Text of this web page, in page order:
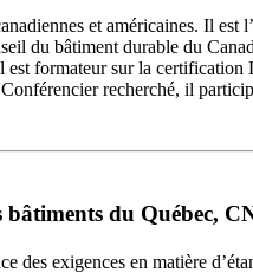
et américaines. Il
du bâtiment durable du
est formateur sur la
recherché, il
du Québec,
des exigences en matière